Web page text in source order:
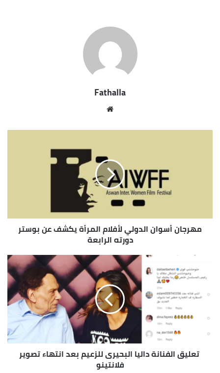
عن أنه تم إحالة مهندسين من فرع شركة مياه الشرب
والصرف الصحى للتحقيق بعد تكرار كسر هذا الخط
الرئيسى بسبب خطأ في تركيب القفيز بشكل غيرمحكم
مع شده ضغط المياه أنفجر مرة أخرى ، موضحة بأنه
مياه الشرب مع إعادة الحركة المرورية بكورنيش النيل .
Fathalla
الوي
مهرجان أسوان الدولي لأفلام المرأة يكشف عن بوستر
دورته الرابعة
تعليق الفنانة داليا البحيرى للزعيم بعد انتهاء تصوير
فلانتينو